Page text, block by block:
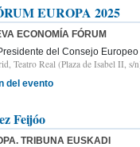
EUROPA 2025
ECONOMÍA FÓRUM
del Consejo Europeo
Teatro Real (Plaza de Isabel II, s/
del evento
Feijóo
TRIBUNA EUSKADI